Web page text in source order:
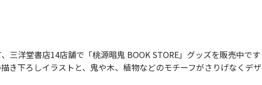
洋堂書店14店舗で「桃源暗鬼 BOOK STORE」グッズを販売中です
き下ろしイラストと、鬼や木、植物などのモチーフがさりげなくデ